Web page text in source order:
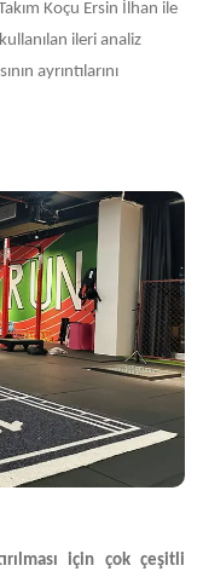
Koçu Ersin İlhan ile
ileri analiz
ayrıntılarını
için çok çeşitli